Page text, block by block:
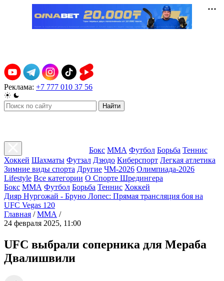
Реклама: +7 777 010 37 56
Найти
Бокс ММА Футбол Борьба Теннис
Хоккей Шахматы Футзал Дзюдо Киберспорт Легкая атлетика
Зимние виды спорта Другие ЧМ-2026 Олимпиада-2026
Lifestyle Все категории О Спорте Шредингера
Бокс ММА Футбол Борьба Теннис Хоккей
Дияр Нургожай - Бруно Лопес: Прямая трансляция боя на
UFC Vegas 120
Главная / ММА /
24 февраля 2025, 11:00
UFC выбрали соперника для Мераба
Двалишвили